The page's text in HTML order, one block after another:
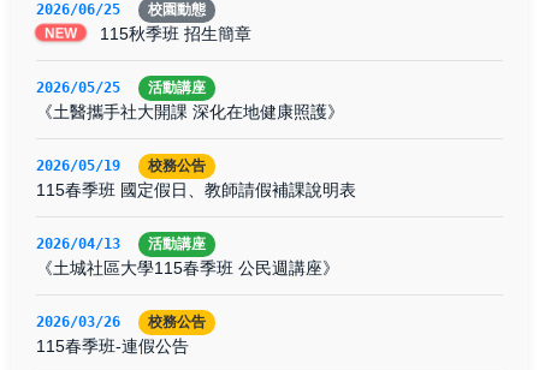
2026/06/25 校園動態
NEW 115秋季班 招生簡章
2026/05/25 活動講座
《土醫攜手社大開課 深化在地健康照護》
2026/05/19 校務公告
115春季班 國定假日、教師請假補課說明表
2026/04/13 活動講座
《土城社區大學115春季班 公民週講座》
2026/03/26 校務公告
115春季班-連假公告